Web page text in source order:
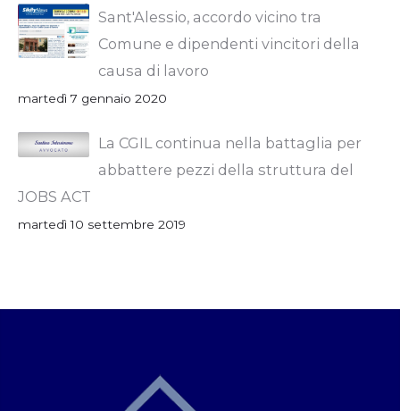
Sant'Alessio, accordo vicino tra
Comune e dipendenti vincitori della
causa di lavoro
martedì 7 gennaio 2020
La CGIL continua nella battaglia per
abbattere pezzi della struttura del
JOBS ACT
martedì 10 settembre 2019